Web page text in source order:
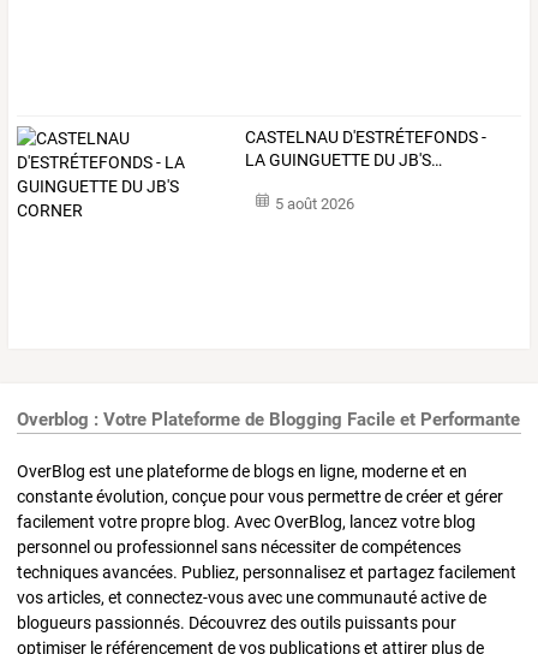
CASTELNAU D'ESTRÉTEFONDS-
LAGUINGUETTE DUJB'S…
5 août 2026
Overblog : Votre Plateforme de Blogging Facile et Performante
OverBlog est une plateforme de blogs en ligne, moderne et en
constante évolution, conçue pour vous permettre de créer et gérer
facilement votre propre blog. Avec OverBlog, lancez votre blog
personnel ou professionnel sans nécessiter de compétences
techniques avancées. Publiez, personnalisez et partagez facilement
vos articles, et connectez-vous avec une communauté active de
blogueurs passionnés. Découvrez des outils puissants pour
optimiser le référencement de vos publications et attirer plus de